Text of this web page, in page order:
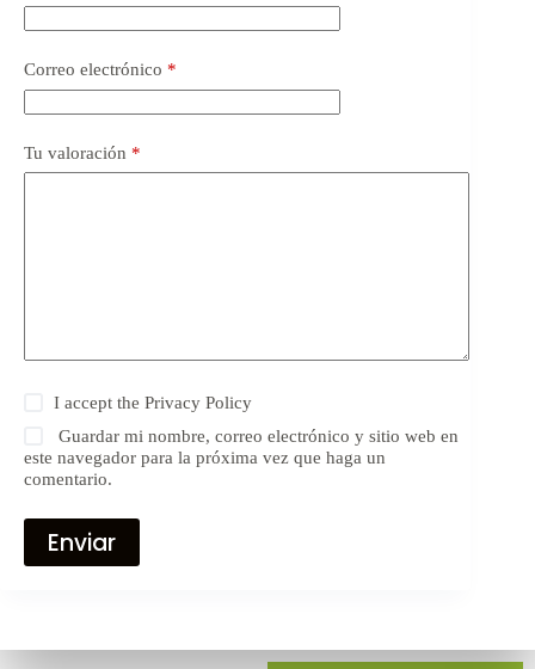
Correo electrónico *
Tu valoración *
I accept thePrivacy Policy
Guardar mi nombre, correo electrónico y sitio web en
este navegador para la próxima vez que haga un
comentario.
Enviar